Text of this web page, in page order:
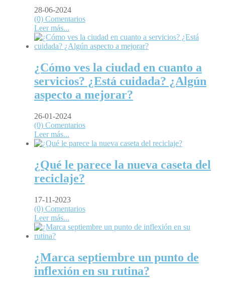
28-06-2024
(0) Comentarios
Leer más...
¿Cómo ves la ciudad en cuanto a
servicios? ¿Está cuidada? ¿Algún
aspecto a mejorar?
26-01-2024
(0) Comentarios
Leer más...
¿Qué le parece la nueva caseta del
reciclaje?
17-11-2023
(0) Comentarios
Leer más...
¿Marca septiembre un punto de
inflexión en su rutina?